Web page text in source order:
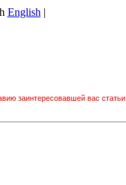
English |
заинтересовавшей вас статьи